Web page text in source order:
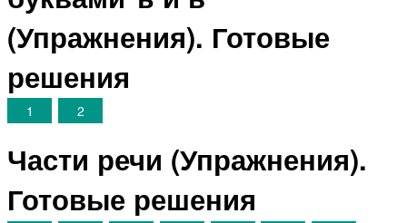
(Упражнения). Готовые
решения
1 2
Части речи (Упражнения).
Готовые решения